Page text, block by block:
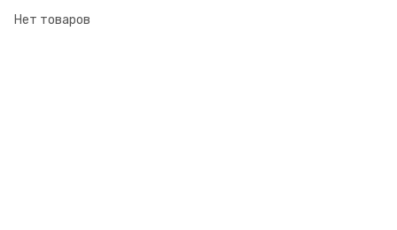
Нет товаров